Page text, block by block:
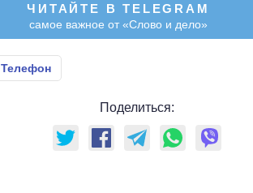
ЧИТАЙТЕ В TELEGRAM
самое важное от «Слово и дело»
Телефон
Поделиться: